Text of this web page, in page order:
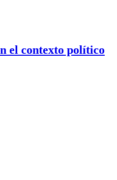
el contexto político